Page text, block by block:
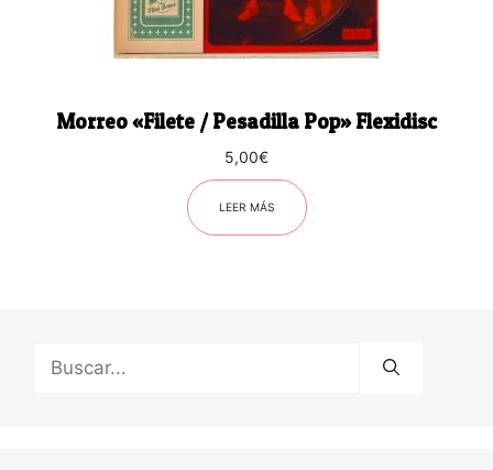
Morreo «Filete / Pesadilla Pop» Flexidisc
5,00€
LEER MÁS
Buscar: